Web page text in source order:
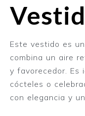
Este vestido es
combina un aire
y favorecedor. Es
cócteles o
con elegancia y